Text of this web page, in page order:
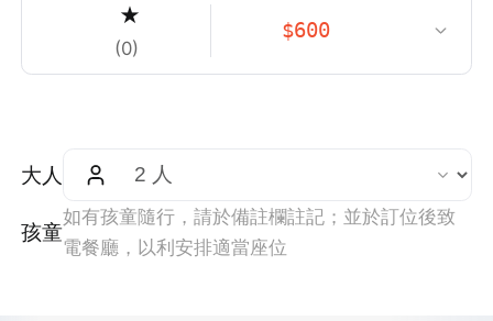
★
(0)
$600
大人
孩童
如有孩童隨行，請於備註欄註記；並於訂位後致
電餐廳，以利安排適當座位